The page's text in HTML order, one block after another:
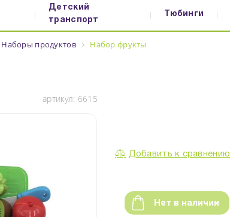
Детский
транспорт
Тюбинги
Наборы продуктов Набор фрукты
артикул: 6615
Добавить к сравнению
Нет в наличии